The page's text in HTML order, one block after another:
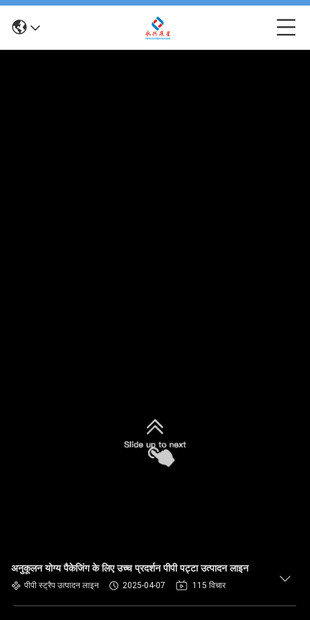
अनुकूलन योग्य पैकेजिंग के लिए उच्च प्रदर्शन पीपी पट्टा उत्पादन लाइन
पीपी स्ट्रैप उत्पादन लाइन 2025-04-07 115 विचार